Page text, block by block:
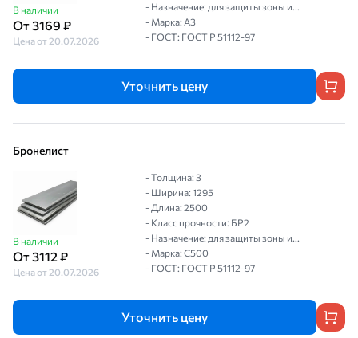
В наличии
От 3169 ₽
Цена от 20.07.2026
- Назначение: для защиты зоны и...
- Марка: А3
- ГОСТ: ГОСТ P 51112-97
Уточнить цену
Бронелист
В наличии
От 3112 ₽
Цена от 20.07.2026
- Толщина: 3
- Ширина: 1295
- Длина: 2500
- Класс прочности: БР2
- Назначение: для защиты зоны и...
- Марка: С500
- ГОСТ: ГОСТ P 51112-97
Уточнить цену